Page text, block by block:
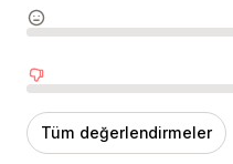
Nötr değerlendirmeler
Olumsuz değerlendirmeler
Tüm değerlendirmeler